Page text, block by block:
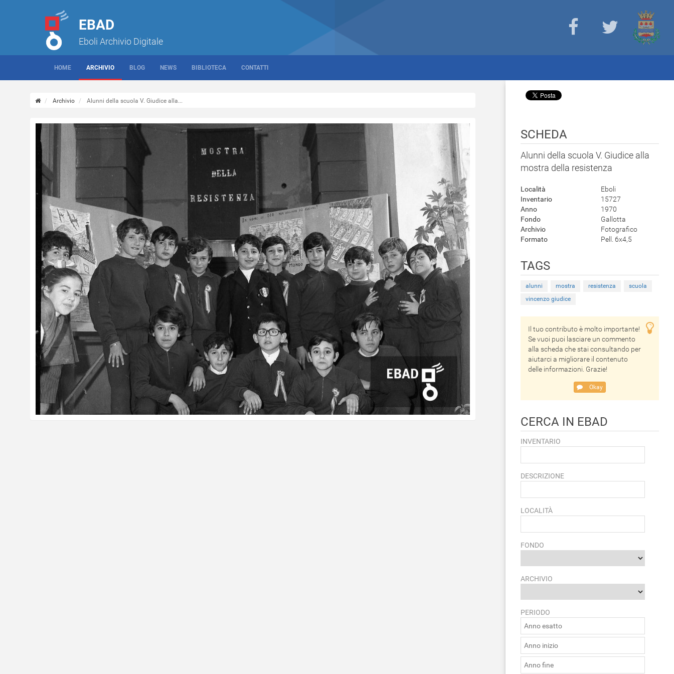
EBAD
Eboli Archivio Digitale
HOME ARCHIVIO BLOG NEWS BIBLIOTECA CONTATTI
Archivio Alunni della scuola V. Giudice alla...
SCHEDA
Alunni della scuola V. Giudice alla
mostra della resistenza
Località
Eboli
Inventario
15727
Anno
1970
Fondo
Gallotta
Archivio
Fotografico
Formato
Pell. 6x4,5
TAGS
alunni mostra resistenza
scuola
vincenzo giudice
Il tuo contributo è molto importante!
Se vuoi puoi lasciare un commento
alla scheda che stai consultando per
aiutarci a migliorare il contenuto
delle informazioni. Grazie!
Okay
CERCA IN EBAD
INVENTARIO
DESCRIZIONE
LOCALITÀ
FONDO
ARCHIVIO
PERIODO